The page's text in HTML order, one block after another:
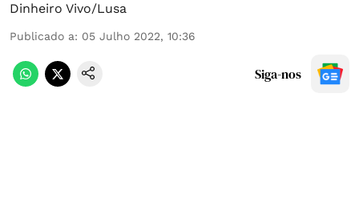
Dinheiro Vivo/Lusa
Publicado a: 05 Julho 2022, 10:36
Siga-nos